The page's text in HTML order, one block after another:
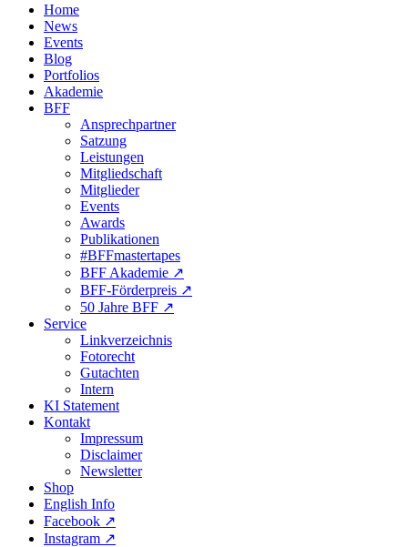
Home
News
Events
Blog
Portfolios
Akademie
BFF
Ansprechpartner
Satzung
Leistungen
Mitgliedschaft
Mitglieder
Events
Awards
Publikationen
#BFFmastertapes
BFF Akademie ↗︎
BFF-Förderpreis ↗︎
50 Jahre BFF ↗︎
Service
Linkverzeichnis
Fotorecht
Gutachten
Intern
KI Statement
Kontakt
Impressum
Disclaimer
Newsletter
Shop
English Info
Facebook ↗︎
Instagram ↗︎